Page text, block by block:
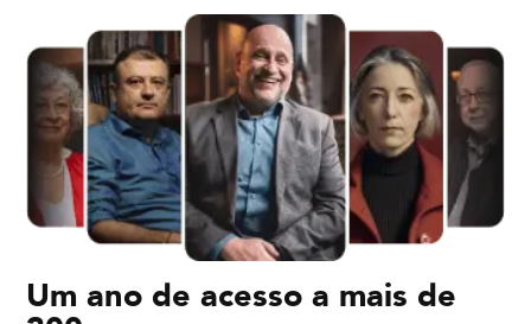
Um ano de acesso a mais de